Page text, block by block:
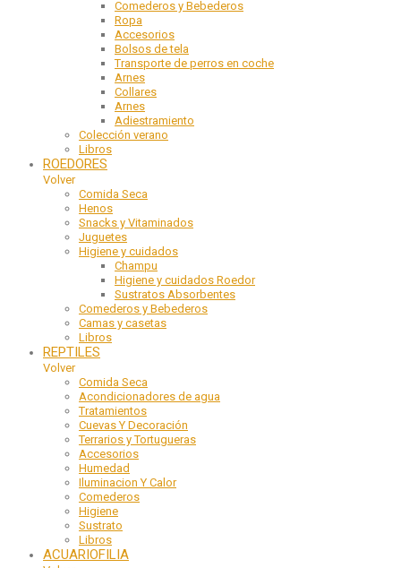
Comederos y Bebederos
Ropa
Accesorios
Bolsos de tela
Transporte de perros en coche
Arnes
Collares
Arnes
Adiestramiento
Colección verano
Libros
ROEDORES
Volver
Comida Seca
Henos
Snacks y Vitaminados
Juguetes
Higiene y cuidados
Champu
Higiene y cuidados Roedor
Sustratos Absorbentes
Comederos y Bebederos
Camas y casetas
Libros
REPTILES
Volver
Comida Seca
Acondicionadores de agua
Tratamientos
Cuevas Y Decoración
Terrarios y Tortugueras
Accesorios
Humedad
Iluminacion Y Calor
Comederos
Higiene
Sustrato
Libros
ACUARIOFILIA